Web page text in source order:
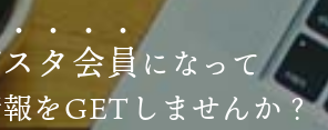
ス タ会員になって
をGETしませんか？